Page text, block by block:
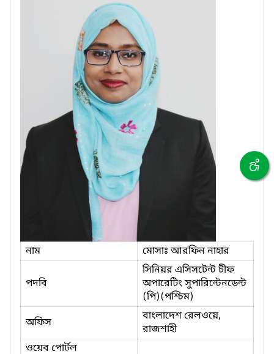
নাম মোসাঃ আরফিন নাহার
পদবি
সিনিয়র এসিসটেন্ট চীফ
অপারেটিং সুপারিন্টেনডেন্ট
(পি)(পশ্চিম)
অফিস
বাংলাদেশ রেলওয়ে,
রাজশাহী
ওয়েব পোর্টল